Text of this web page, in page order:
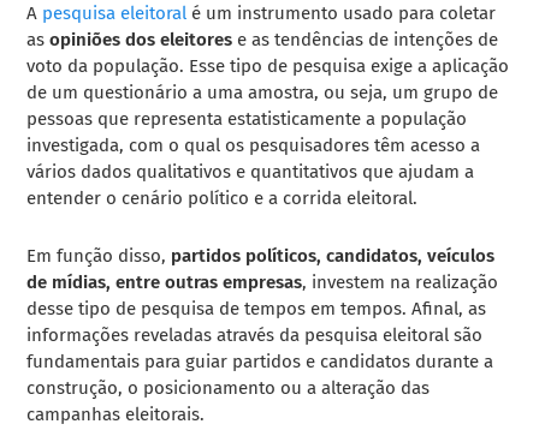
A pesquisa eleitoral é um instrumento usado para coletar
asopiniões dos eleitores e as tendências de intenções de
voto da população. Esse tipo de pesquisa exige a aplicação
de um questionário a uma amostra, ou seja, um grupo de
pessoas que representa estatisticamente a população
investigada, com o qual os pesquisadores têm acesso a
vários dados qualitativos e quantitativos que ajudam a
entender o cenário político e a corrida eleitoral.
Em função disso, partidos políticos, candidatos, veículos
de mídias, entre outras empresas, investem na realização
desse tipo de pesquisa de tempos em tempos.Afinal, as
informações reveladas através da pesquisa eleitoral são
fundamentais para guiar partidos e candidatos durante a
construção, o posicionamento ou a alteração das
campanhas eleitorais.